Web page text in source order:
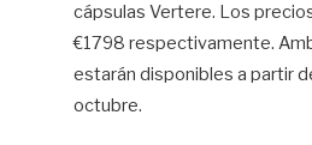
cápsulas Vertere. Los
€1798 respectivamente.
estarán disponibles a partir
octubre.